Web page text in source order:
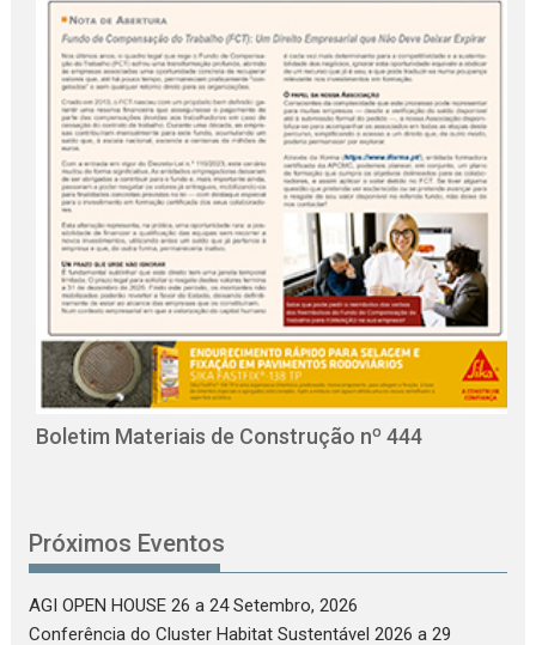
Boletim Materiais de Construção nº 444
Próximos Eventos
AGI OPEN HOUSE 26 a 24 Setembro, 2026
Conferência do Cluster Habitat Sustentável 2026 a 29